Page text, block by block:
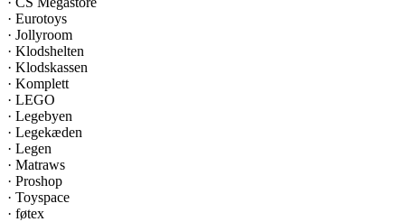
· Eurotoys
· Jollyroom
· Klodshelten
· Klodskassen
· Komplett
· LEGO
· Legebyen
· Legekæden
· Legen
· Matraws
· Proshop
· Toyspace
· føtex